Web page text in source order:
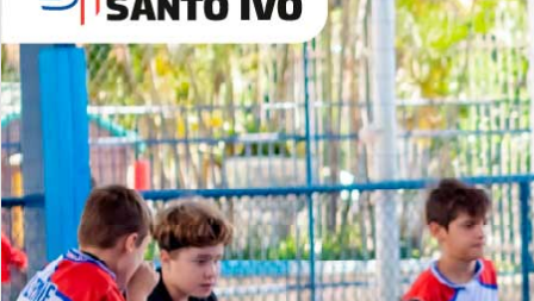
Lista de vídeos
NOSSOCANAL